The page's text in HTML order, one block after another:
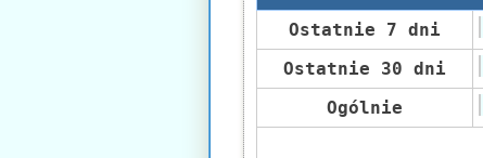
Ostatnie 7 dni
Ostatnie 30 dni
Ogólnie